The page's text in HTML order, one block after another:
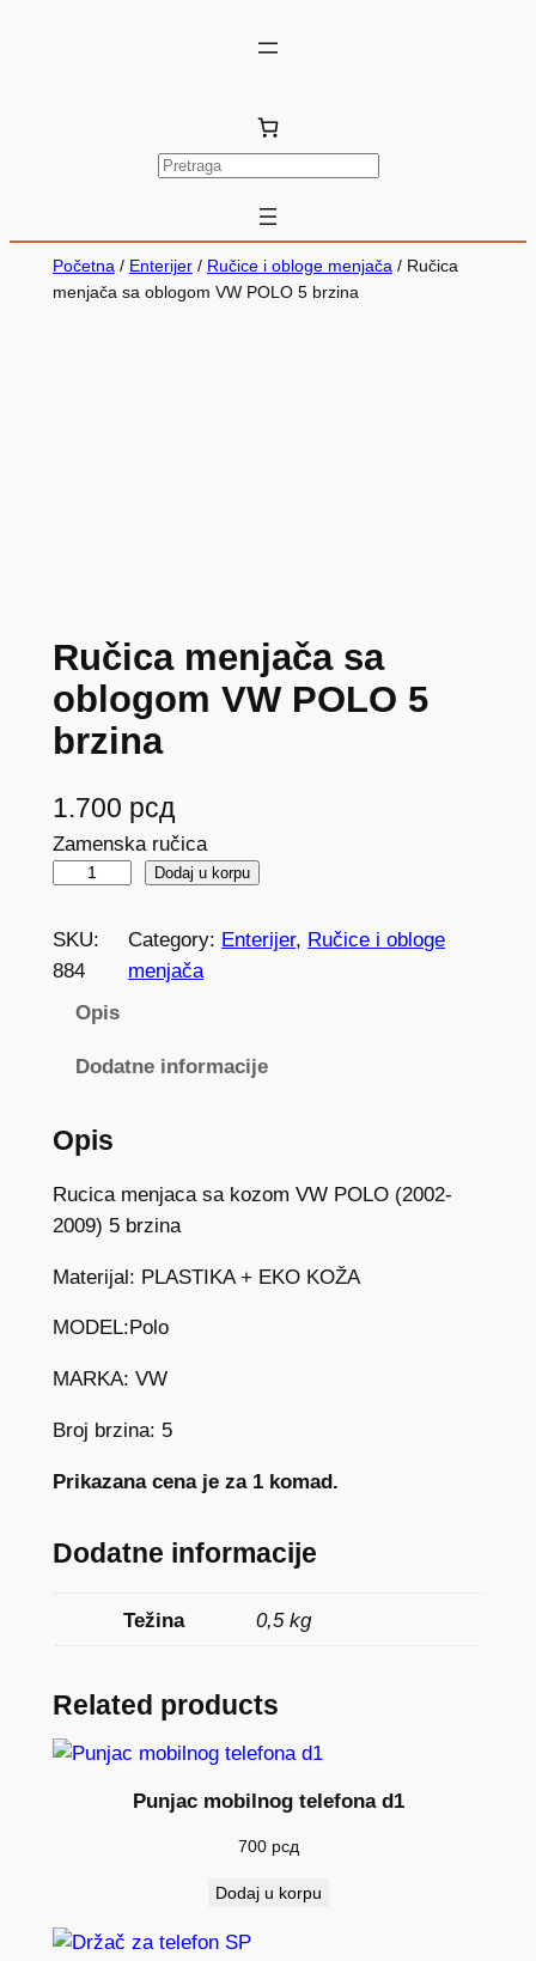
P
t
r
Početna/ Enterijer/ Ručice i obloge menjača/ Ručica
menjača sa oblogom VW POLO 5 brzina
Ručica menjača sa
oblogom VW POLO 5
brzina
1.700 рсд
Zamenska ručica
č
i
j
a
č
s
o
b
o
o
V
W
O
O
5
a
Dodaj u korpu
SKU:
884
Category: Enterijer, Ručice i obloge
menjača
Opis
Dodatne informacije
Opis
Rucica menjaca sa kozom VW POLO (2002-
2009) 5 brzina
Materijal: PLASTIKA + EKO KOŽA
MODEL:Polo
MARKA: VW
Broj brzina: 5
Prikazana cena je za 1 komad.
Dodatne informacije
Težina 0,5 kg
Related products
Punjac mobilnog telefona d1
700 рсд
Dodaj u korpu